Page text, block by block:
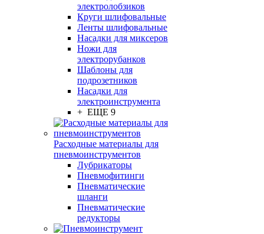
электролобзиков
Круги шлифовальные
Ленты шлифовальные
Насадки для миксеров
Ножи для
электрорубанков
Шаблоны для
подрозетников
Насадки для
электроинструмента
+ ЕЩЕ 9
Расходные материалы для
пневмоинструментов
Лубрикаторы
Пневмофитинги
Пневматические
шланги
Пневматические
редукторы